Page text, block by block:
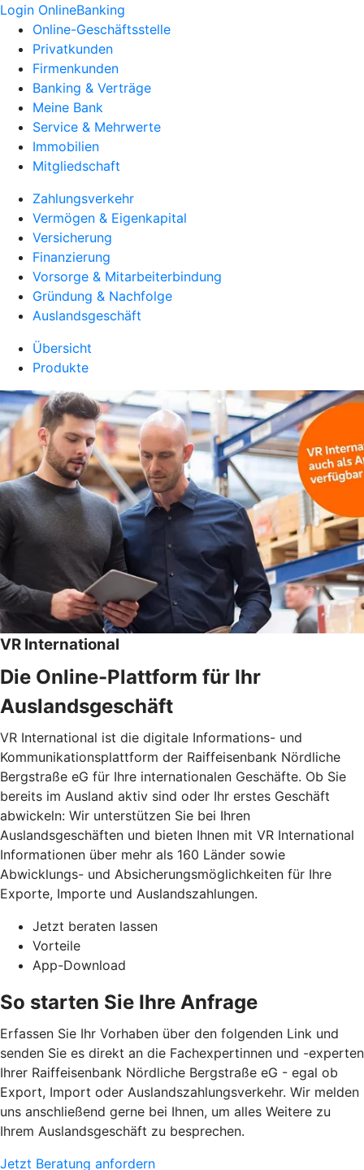
Login OnlineBanking
Online-Geschäftsstelle
Privatkunden
Firmenkunden
Banking & Verträge
Meine Bank
Service & Mehrwerte
Immobilien
Mitgliedschaft
Zahlungsverkehr
Vermögen & Eigenkapital
Versicherung
Finanzierung
Vorsorge & Mitarbeiterbindung
Gründung & Nachfolge
Auslandsgeschäft
Übersicht
Produkte
VR International
Die Online-Plattform für Ihr
Auslandsgeschäft
VR International ist die digitale Informations- und
Kommunikationsplattform der Raiffeisenbank Nördliche
Bergstraße eG für Ihre internationalen Geschäfte. Ob Sie
bereits im Ausland aktiv sind oder Ihr erstes Geschäft
abwickeln: Wir unterstützen Sie bei Ihren
Auslandsgeschäften und bieten Ihnen mit VR International
Informationen über mehr als 160 Länder sowie
Abwicklungs- und Absicherungsmöglichkeiten für Ihre
Exporte, Importe und Auslandszahlungen.
Jetzt beraten lassen
Vorteile
App-Download
So starten Sie Ihre Anfrage
Erfassen Sie Ihr Vorhaben über den folgenden Link und
senden Sie es direkt an die Fachexpertinnen und -experten
Ihrer Raiffeisenbank Nördliche Bergstraße eG - egal ob
Export, Import oder Auslandszahlungsverkehr. Wir melden
uns anschließend gerne bei Ihnen, um alles Weitere zu
Ihrem Auslandsgeschäft zu besprechen.
Jetzt Beratung anfordern